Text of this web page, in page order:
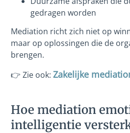
gedragen worden
Mediation richt zich niet op
maar op oplossingen die de
brengen.
👉 Zie ook:Zakelijke
Hoe mediation
intelligentie